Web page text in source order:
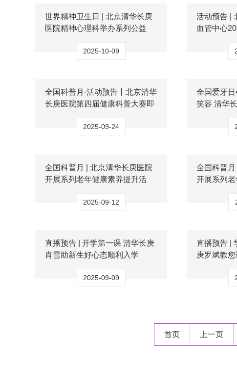
世界精神卫生日 | 北京清华长庚
医院精神心理科举办系列公益
2025-10-09
活动预告 |
血管中心
全国科普月·活动预告丨北京清华
长庚医院第四届健康科普大赛即
2025-09-24
全国爱牙日
笑容 清华
全国科普月 | 北京清华长庚医院
开展系列老年健康素养提升活
2025-09-12
全国科普
开展系列
直播预告 | 开学第一课 清华长庚
肖雪助新生好心态顺利入学
2025-09-09
直播预告 |
庚罗斌教
首页 上一页